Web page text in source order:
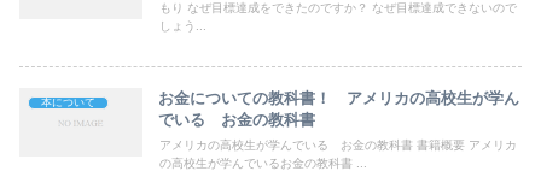
もり なぜ目標達成をできたのですか？ なぜ目標達成できないので
しょう...
本について
お金についての教科書！ アメリカの高校生が学ん
でいる お金の教科書
アメリカの高校生が学んでいる お金の教科書 書籍概要 アメリカ
の高校生が学んでいるお金の教科書 ...